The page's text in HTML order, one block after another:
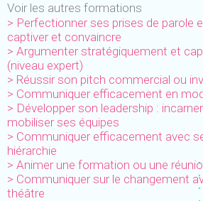
Voir les autres formations
> Perfectionner ses prises de parole
captiver et convaincre
> Argumenter stratégiquement et
(niveau expert)
> Réussir son pitch commercial ou
> Communiquer efficacement en
> Développer son leadership :
mobiliser ses équipes
> Communiquer efficacement avec
hiérarchie
> Animer une formation ou une
> Communiquer sur le changement
théâtre